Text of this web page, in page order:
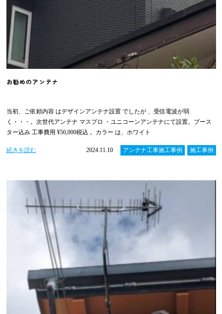
お勧めのアンテナ
当初、ご依頼内容 はデザインアンテナ設置 でしたが 、受信電波が弱
く・・・。次世代アンテナ マスプロ ・ユニコーンアンテナにて設置。ブース
ター込み 工事費用 ¥50,000税込 。カラー は、ホワイト
続きを読む 2024.11.10 アンテナ工事施工事例 施工事例